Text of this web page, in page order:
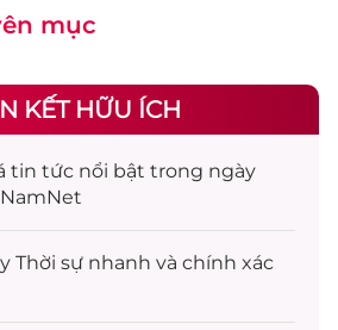
mục
KẾT HỮU ÍCH
tin tức nổi bật trong ngày
Thời sự nhanh và chính xác